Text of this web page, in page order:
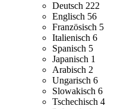
Deutsch 222
Englisch 56
Französisch 5
Italienisch 6
Spanisch 5
Japanisch 1
Arabisch 2
Ungarisch 6
Slowakisch 6
Tschechisch 4